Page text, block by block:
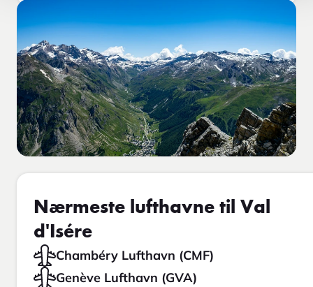
Nærmeste lufthavne til Val
d'Isére
Chambéry Lufthavn (CMF)
Genève Lufthavn (GVA)